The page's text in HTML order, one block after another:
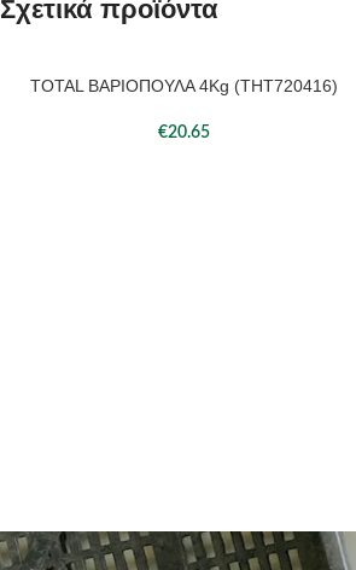
Σχετικά προϊόντα
ΠΡΟΣΘΉΚΗ ΣΤΟ ΚΑΛΆΘΙ
TOTAL ΒΑΡΙΟΠΟΥΛΑ 4Kg (THT720416)
€20.65